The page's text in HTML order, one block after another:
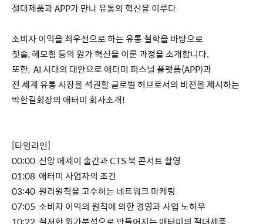
절대제품과 APP가 만나 유통의 혁신을 이루다
소비자 이익을 최우선으로 하는 유통 철학을 바탕으로
칫솔, 헤모힘 등의 원가 혁신을 이룬 과정을 소개합니다.
또한, AI 시대의 대안으로 애터미 퍼스널 플랫폼(APP)과
전 세계 유통 시장을 석권할 글로벌 허브로서의 비전을 제시하는
박한길회장의 애터미 회사소개!
[타임라인]
00:00 신앙 에세이 출간과 CTS 북 콘서트 촬영
01:08 애터미 사업자의 조건
03:40 원리원칙을 고수하는 네트워크 마케팅
07:05 소비자 이익의 원칙에 의한 경영과 사업 노하우